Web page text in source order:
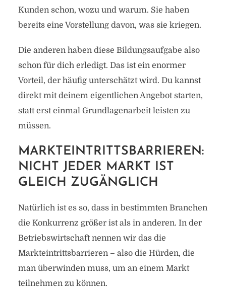
Kunden schon, wozu und warum. Sie haben
bereits eine Vorstellung davon, was sie kriegen.
Die anderen haben diese Bildungsaufgabe also
schon für dich erledigt. Das ist ein enormer
Vorteil, der häufig unterschätzt wird. Du kannst
direkt mit deinem eigentlichen Angebot starten,
statt erst einmal Grundlagenarbeit leisten zu
müssen.
MARKTEINTRITTSBARRIEREN:
NICHT JEDER MARKT IST
GLEICH ZUGÄNGLICH
Natürlich ist es so, dass in bestimmten Branchen
die Konkurrenz größer ist als in anderen. In der
Betriebswirtschaft nennen wir das die
Markteintrittsbarrieren – also die Hürden, die
man überwinden muss, um an einem Markt
teilnehmen zu können.